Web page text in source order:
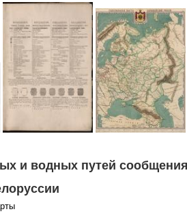
и водных путей